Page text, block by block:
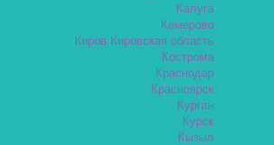
Калуга
Кемерово
Киров Кировская область
Кострома
Краснодар
Красноярск
Курган
Курск
Кызыл